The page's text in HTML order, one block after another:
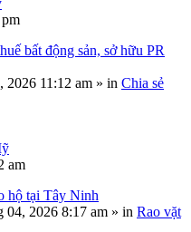
bất động sản, sở hữu PR
2026 11:12 am » in Chia sẻ
am
hộ tại Tây Ninh
04, 2026 8:17 am » in Rao vặt